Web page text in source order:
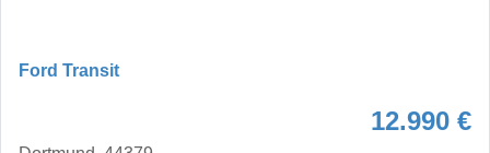
Ford Transit
12.990 €